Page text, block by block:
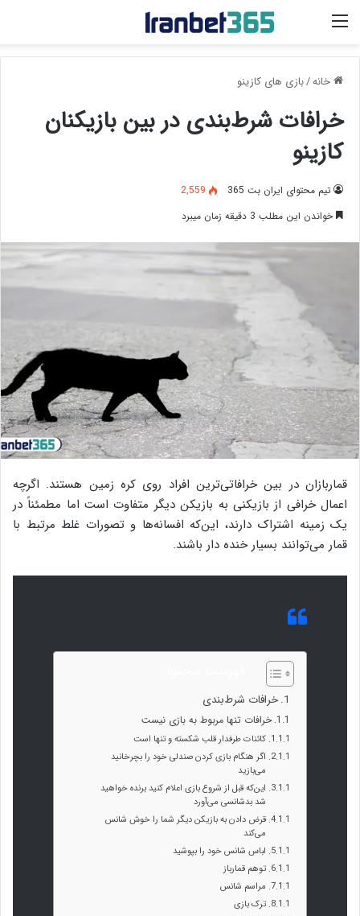
منو
خانه/بازی های کازینو
خرافات شرط‌بندی در بین بازیکنان
کازینو
تیم محتوای ایران بت 365
2,559
خواندن این مطلب 3 دقیقه زمان میبرد
قماربازان در بین خرافاتی‌ترین افراد روی کره زمین هستند. اگرچه
اعمال خرافی از بازیکنی به بازیکن دیگر متفاوت است اما مطمئناً در
یک زمینه اشتراک دارند، این‌که افسانه‌ها و تصورات غلط مرتبط با
قمار می‌توانند بسیار خنده دار باشند.
خرافات شرط‌بندی
خرافات تنها مربوط به بازی نیست
کائنات طرفدار قلب شکسته و تنها است
اگر هنگام بازی کردن صندلی خود را بچرخانید
می‌بازید
این‌که قبل از شروع بازی اعلام کنید برنده خواهید
شد بدشانسی می‌آورد
قرض دادن به بازیکن دیگر شما را خوش شانس
می‌کند
لباس شانس خود را بپوشید
توهم قمارباز
مراسم شانس
ترک بازی